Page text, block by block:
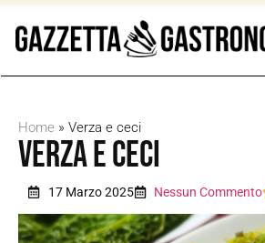
Home » Verza e ceci
Verza e ceci
17 Marzo 2025 Nessun Commento